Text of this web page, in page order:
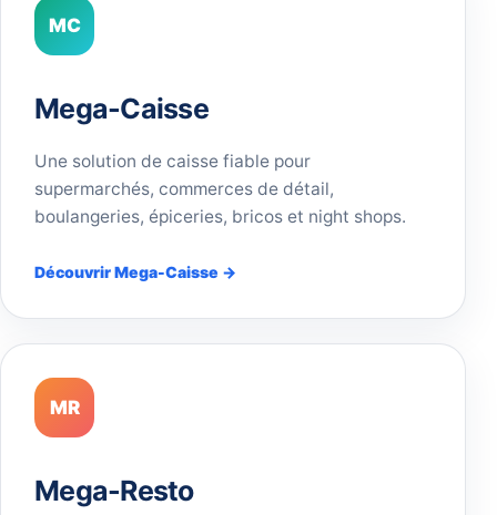
MC
Mega-Caisse
Une solution de caisse fiable pour
supermarchés, commerces de détail,
boulangeries, épiceries, bricos et night shops.
Découvrir Mega-Caisse →
MR
Mega-Resto